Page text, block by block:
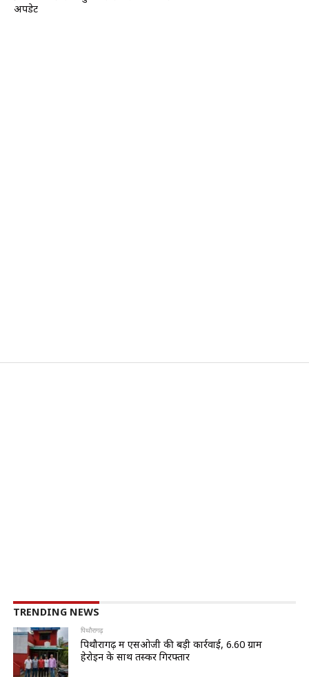
अपडेट
TRENDING NEWS
पिथौरागढ़
पिथौरागढ़ में एसओजी की बड़ी कार्रवाई, 6.60 ग्राम
हेरोइन के साथ तस्कर गिरफ्तार